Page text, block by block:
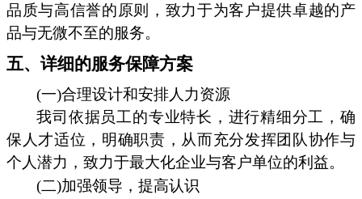
品质与高信誉的原则，致力于为客户提供卓越的产
品与无微不至的服务。
五、详细的服务保障方案
(一)合理设计和安排人力资源
我司依据员工的专业特长，进行精细分工，确
保人才适位，明确职责，从而充分发挥团队协作与
个人潜力，致力于最大化企业与客户单位的利益。
(二)加强领导，提高认识